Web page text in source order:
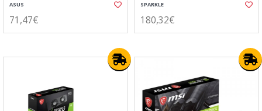
ASUS
71,47€
SPARKLE
180,32€